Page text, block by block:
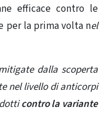
efficace contro le
per la prima volta nel
dalla scoperta
nel livello di anticorpi
contro la variante